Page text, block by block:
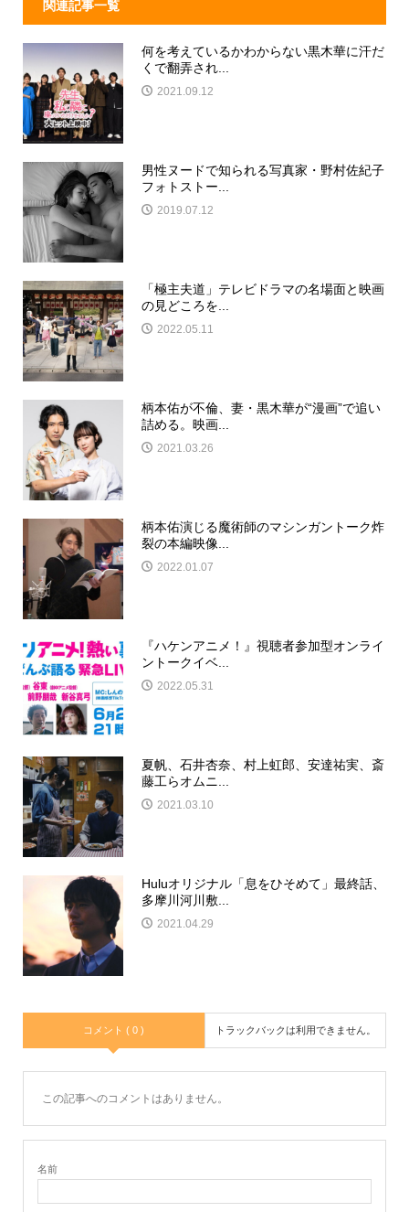
関連記事一覧
何を考えているかわからない黒木華に汗だ
くで翻弄され...
2021.09.12
男性ヌードで知られる写真家・野村佐紀子
フォトストー...
2019.07.12
「極主夫道」テレビドラマの名場面と映画
の見どころを...
2022.05.11
柄本佑が不倫、妻・黒木華が“漫画”で追い
詰める。映画...
2021.03.26
柄本佑演じる魔術師のマシンガントーク炸
裂の本編映像...
2022.01.07
『ハケンアニメ！』視聴者参加型オンライ
ントークイベ...
2022.05.31
夏帆、石井杏奈、村上虹郎、安達祐実、斎
藤工らオムニ...
2021.03.10
Huluオリジナル「息をひそめて」最終話、
多摩川河川敷...
2021.04.29
コメント ( 0 ) トラックバックは利用できません。
この記事へのコメントはありません。
名前